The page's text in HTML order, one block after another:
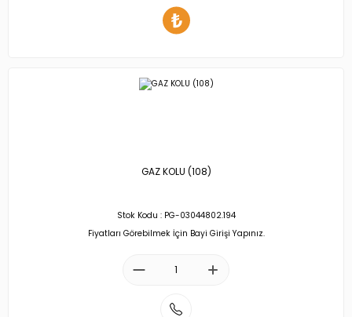
GAZ KOLU (108)
Stok Kodu : PG-03044802.194
Fiyatları Görebilmek İçin Bayi Girişi Yapınız.